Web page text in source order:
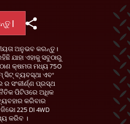
|
ଅନୁଭବ କରନ୍ତୁ।
ଯାହା ଏହାକୁ ସବୁଠାରୁ
କ୍ଷମତା ମଧ୍ୟ 750
ସିଟ୍ ବ୍ୟବସ୍ଥା ଏବଂ
ସଂକୀର୍ଣ୍ଣ ପ୍ରସ୍ଥ
ପିଟିଓରେ ଅଧିକ
କରିବାର
225 DI 4WD
କରିବ ।